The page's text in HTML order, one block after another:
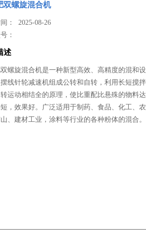
双螺旋混合机
： 2025-08-26
：
述
螺旋混合机是一种新型高效、高精度的混和
线针轮减速机组成公转和自转，利用长短搅
运动相结全的原理，使比重配比悬殊的物料
，效果好。广泛适用于制药、食品、化工、农
、建材工业，涂料等行业的各种粉体的混合。